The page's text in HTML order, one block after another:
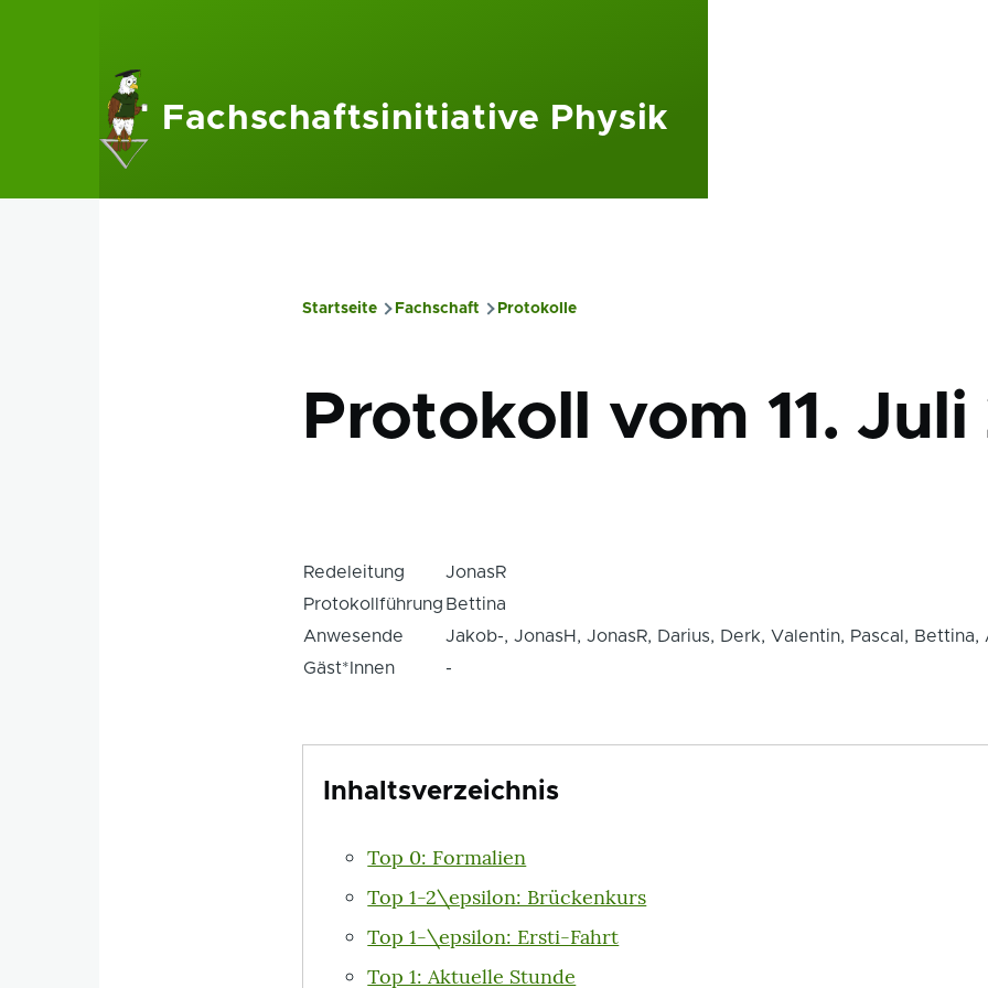
Fachschaftsinitiative Physik
Startseite Fachschaft Protokolle
Protokoll vom 11. Juli
Redeleitung
JonasR
Protokollführung Bettina
Anwesende
Jakob-, JonasH, JonasR, Darius, Derk, Valentin, Pascal, Bettina,
Gäst*Innen
-
Inhaltsverzeichnis
Top 0: Formalien
Top 1-2\epsilon: Brückenkurs
Top 1-\epsilon: Ersti-Fahrt
Top 1: Aktuelle Stunde